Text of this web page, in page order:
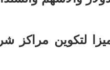
لتكوين مراكز